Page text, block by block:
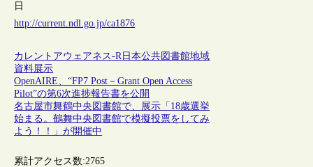
日
http://current.ndl.go.jp/ca1876
カレントアウェアネス-R 日本公共図書館地域
資料展示
OpenAIRE、“FP7 Post－Grant Open Access
Pilot”の第6次進捗報告書を公開
名古屋市舞鶴中央図書館で、展示「18歳選挙
始まる。鶴舞中央図書館で模擬投票をしてみ
よう！！」が開催中
累計アクセス数:2765